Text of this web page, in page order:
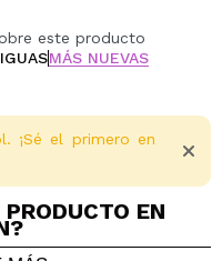
este producto
MÁS NUEVAS
¡Sé el primero en
EN